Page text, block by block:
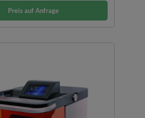
Preis auf Anfrage